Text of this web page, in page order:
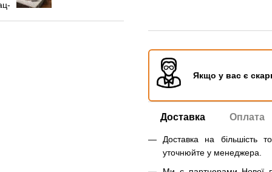
Якщо у вас є
Доставка Оплата
Доставка на більшість
уточнюйте у менеджера.